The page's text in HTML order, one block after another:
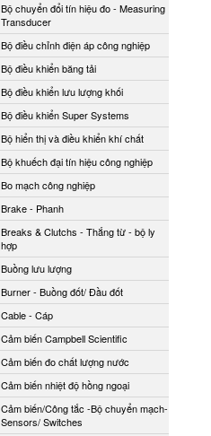
Bộ chuyển đổi tín hiệu đo - Measuring
Transducer
Bộ điều chỉnh điện áp công nghiệp
Bộ điều khiển băng tải
Bộ điều khiển lưu lượng khối
Bộ điều khiển Super Systems
Bộ hiển thị và điều khiển khí chất
Bộ khuếch đại tín hiệu công nghiệp
Bo mạch công nghiệp
Brake - Phanh
Breaks & Clutchs - Thắng từ - bộ ly
hợp
Buồng lưu lượng
Burner - Buồng đốt/ Đầu đốt
Cable - Cáp
Cảm biến Campbell Scientific
Cảm biến đo chất lượng nước
Cảm biến nhiệt độ hồng ngoại
Cảm biến/Công tắc -Bộ chuyển mạch-
Sensors/ Switches